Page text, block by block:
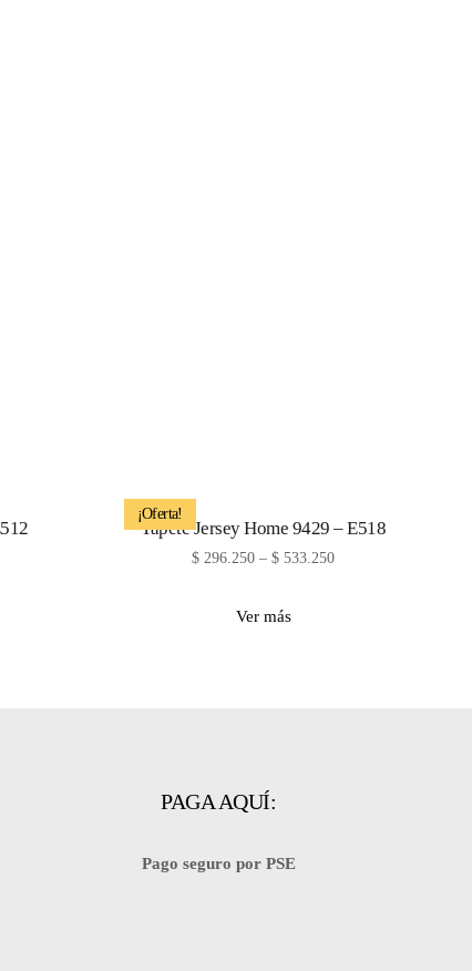
¡Oferta!
Tapete Jersey Home 9429 – E518
$ 296.250 –$ 533.250
Ver más
PAGA AQUÍ:
Pago seguro por PSE